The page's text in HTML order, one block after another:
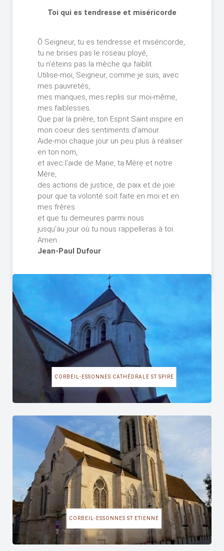
Toi qui es tendresse et miséricorde
Ô Seigneur, tu es tendresse et miséricorde,
tu ne brises pas le roseau ployé,
tu n’éteins pas la mèche qui faiblit.
Utilise-moi, Seigneur, comme je suis, avec
mes pauvretés,
mes manques, mes replis sur moi-même,
mes faiblesses.
Que par la prière, ton Esprit Saint inspire en
mon coeur des sentiments d’amour.
Aide-moi chaque jour un peu plus à réaliser
en ton nom,
et avec l’aide de Marie, ta Mère et notre
Mère,
des actions de justice, de paix et de joie
pour que ta volonté soit faite en moi et en
mes frères
et que tu demeures parmi nous
jusqu’au jour où tu nous rappelleras à toi.
Amen.
Jean-Paul Dufour
CORBEIL-ESSONNES CATHÉDRALE ST SPIRE
CORBEIL-ESSONNES ST ETIENNE